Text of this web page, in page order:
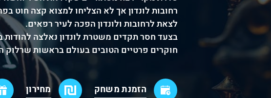
רחובות לונדון אך לא הצליחו למצוא קצה חוט
לצאת לרחובות ולונדון הפכה לעיר רפאים.
בצעד חסר תקדים משטרת לונדון נאלצה
חוקרים פרטיים הטובים בעולם בראשות
הזמנת משחק מחירון